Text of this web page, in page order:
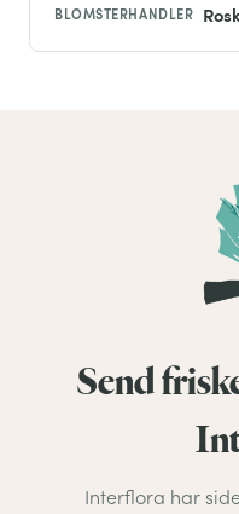
BLOMSTERHANDLER
Send
Interflora har